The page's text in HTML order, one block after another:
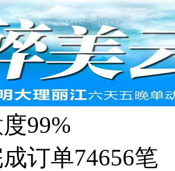
99%
订单74656笔